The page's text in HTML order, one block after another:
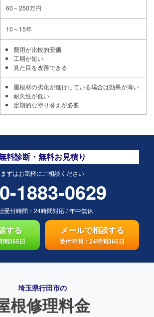
60～250万円
10～15年
費用が比較的安価
工期が短い
見た目を改善できる
屋根材の劣化が進行している場合は効果が薄い
耐久性が低い
定期的な塗り替えが必要
料診断・無料お見積り
まずはお気軽にご相談ください
1883-0629
受付時間： 24時間対応/年中無休
する
間365日
メールで相談する
受付時間：24時間365日
埼玉県行田市の
根修理料金